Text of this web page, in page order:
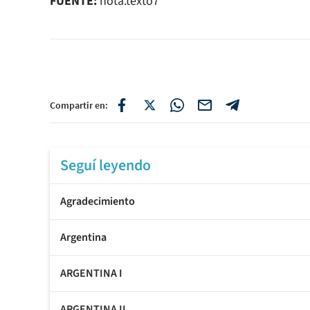
Compartir en:
Seguí leyendo
Agradecimiento
Argentina
ARGENTINA I